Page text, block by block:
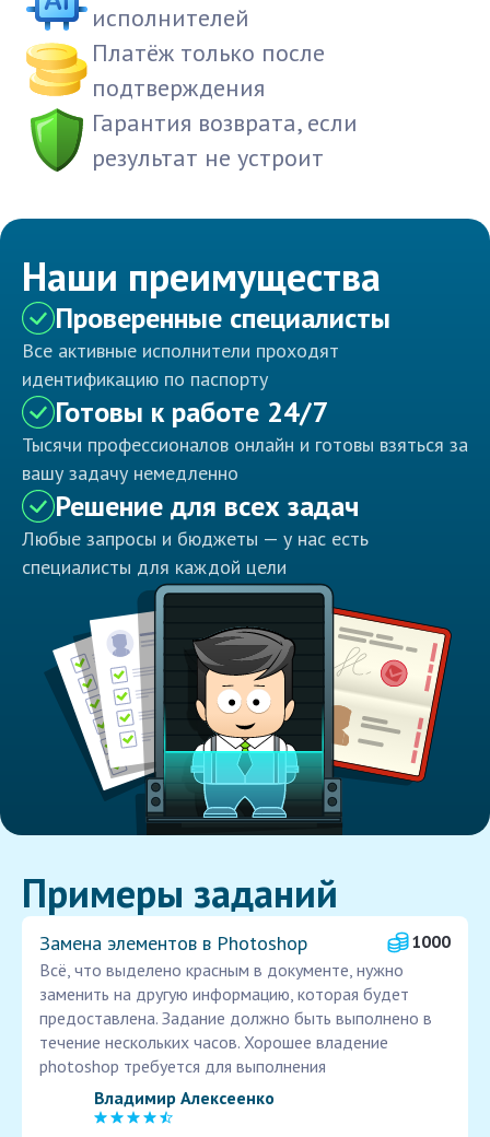
исполнителей
Платёж только после
подтверждения
Гарантия возврата, если
результат не устроит
Наши преимущества
Проверенные специалисты
Все активные исполнители проходят
идентификацию по паспорту
Готовы к работе 24/7
Тысячи профессионалов онлайн и готовы взяться за
вашу задачу немедленно
Решение для всех задач
Любые запросы и бюджеты — у нас есть
специалисты для каждой цели
Примеры заданий
Замена элементов в Photoshop
1000
Всё, что выделено красным в документе, нужно
заменить на другую информацию, которая будет
предоставлена. Задание должно быть выполнено в
течение нескольких часов. Хорошее владение
photoshop требуется для выполнения
Владимир Алексеенко